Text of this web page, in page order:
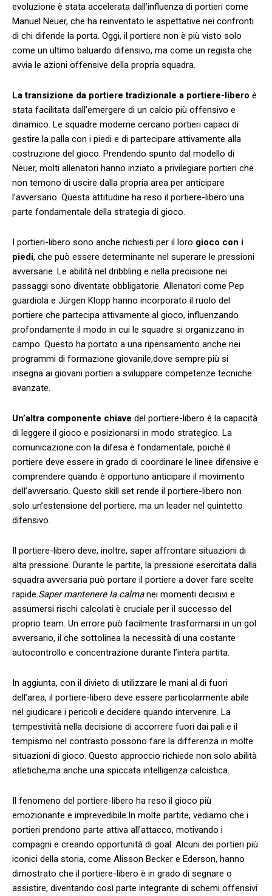
evoluzione ‍è stata accelerata dall’influenza di⁤ portieri come
Manuel Neuer, che ha ‍reinventato le aspettative nei ⁢confronti
di chi ‌difende la ⁢porta. Oggi,⁢ il portiere ⁤non è⁤ più⁢ visto solo
come un ultimo baluardo difensivo, ma come un regista che​
avvia‍ le ⁣azioni⁣ offensive⁤ della ⁢propria squadra.
La transizione da portiere tradizionale a portiere-libero è
stata‍ facilitata dall’emergere ​di un calcio ⁤più offensivo ‌e
dinamico. Le⁣ squadre⁣ moderne cercano portieri capaci di
⁤gestire la ⁢palla con i piedi e di partecipare attivamente alla
costruzione ⁣del ⁤gioco. Prendendo ⁣spunto dal modello ‍di
Neuer,‌ molti allenatori‍ hanno inziato a privilegiare portieri che
non‍ temono di uscire dalla propria area ⁣per anticipare‌
l’avversario.‌ Questa attitudine ha reso ‌il ⁣portiere-libero una⁤
parte fondamentale​ della strategia​ di gioco.
I portieri-libero sono‌ anche richiesti per il loro gioco con i
piedi, che può ‌essere determinante nel superare ⁣le pressioni
avversarie. Le ‌abilità nel dribbling ‌e nella precisione ⁤nei
⁣passaggi sono diventate obbligatorie. ⁤Allenatori come Pep
guardiola⁣ e Jürgen ‍Klopp hanno incorporato il ruolo del‌
portiere che partecipa attivamente al ​gioco, influenzando
⁢profondamente il modo⁢ in cui le squadre si ⁢organizzano in
campo. Questo‍ ha portato a una⁤ ripensamento⁣ anche nei ​
programmi ⁣di formazione giovanile,dove⁣ sempre più si
insegna ‍ai giovani‍ portieri a‌ sviluppare ⁤competenze tecniche⁢
avanzate.
Un’altra componente chiave del ⁣portiere-libero è la capacità
di leggere ​il gioco e⁢ posizionarsi ⁤in modo ​strategico. La
comunicazione con la difesa​ è fondamentale, poiché il
portiere deve ‌essere in grado di​ coordinare‌ le linee difensive e
comprendere ⁣quando è opportuno⁤ anticipare il‍ movimento ​
dell’avversario. Questo skill ⁤set rende ⁢il portiere-libero ⁤non
solo un’estensione ⁤del portiere,⁣ ma un leader nel quintetto⁣
difensivo.
Il portiere-libero deve, inoltre, saper affrontare situazioni di
alta pressione. Durante le partite, la pressione esercitata dalla
squadra avversaria può portare il portiere a dover⁢ fare scelte
rapide. Saper mantenere la calmanei momenti decisivi e
⁢assumersi rischi calcolati è ⁣cruciale per il successo del
proprio team. Un errore può facilmente trasformarsi⁣ in⁤ un ​gol
avversario, ⁣il che ⁢sottolinea la necessità di una ‍costante
autocontrollo ⁤e concentrazione ‍durante l’intera partita.
In aggiunta, con il divieto di utilizzare le mani al di fuori
‍dell’area,​ il portiere-libero deve essere particolarmente abile
nel giudicare i pericoli⁣ e decidere ⁤quando intervenire. La
⁢tempestività nella decisione ‌di ⁢accorrere fuori dai pali ‌e il
tempismo nel contrasto possono fare‌ la differenza⁤ in molte
situazioni di⁣ gioco.⁤ Questo⁢ approccio richiede ⁤non solo ‌abilità
atletiche,ma anche una‌ spiccata intelligenza calcistica.
Il fenomeno del portiere-libero ha reso il ⁢gioco più‌
emozionante e imprevedibile.In molte partite, vediamo⁣ che ⁤i
⁣portieri prendono parte attiva all’attacco, ⁣motivando i
compagni e ⁢creando opportunità⁤ di goal. Alcuni dei portieri‍ più
iconici della storia, come Alisson Becker⁣ e Ederson, hanno
dimostrato ‌che​ il ⁢portiere-libero è ‌in‌ grado⁢ di segnare ⁤o
assistire, ‍diventando così parte integrante di schemi offensivi